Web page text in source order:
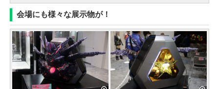
会場にも様々な展示物が！